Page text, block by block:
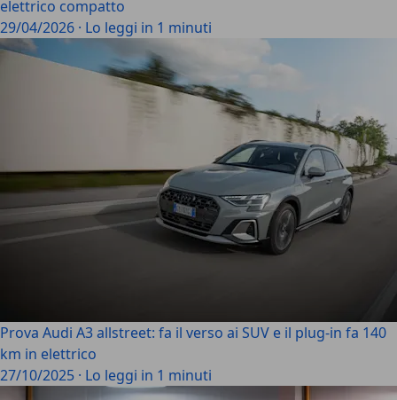
elettrico compatto
29/04/2026 · Lo leggi in 1 minuti
Prova Audi A3 allstreet: fa il verso ai SUV e il plug-in fa 140
km in elettrico
27/10/2025 · Lo leggi in 1 minuti